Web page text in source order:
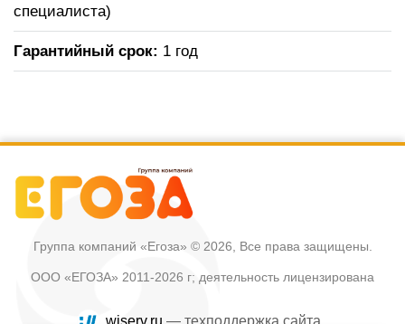
специалиста)
Гарантийный срок: 1 год
Группа компаний «Егоза» © 2026, Все права защищены.
ООО «ЕГОЗА» 2011-2026 г; деятельность лицензирована
wiserv.ru — техподдержка сайта